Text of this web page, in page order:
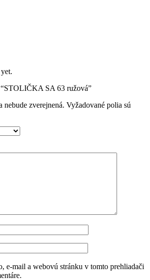
SA 63 ružová”
nebude zverejnená. Vyžadované polia sú
e-mail a webovú stránku v tomto prehliadači